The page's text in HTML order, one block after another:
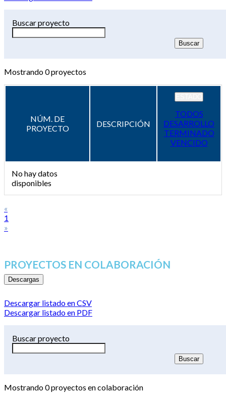
Buscar proyecto
Mostrando0proyectos
NÚM. DE
PROYECTO
DESCRIPCIÓN
TODOS
DESARROLLO
TERMINADO
VENCIDO
No hay datos
disponibles
«
1
»
PROYECTOS EN COLABORACIÓN
Descargas
Descargar listado en CSV
Descargar listado en PDF
Buscar proyecto
Mostrando0proyectos en colaboración